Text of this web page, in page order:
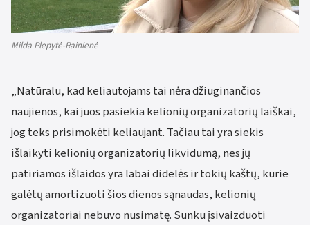
Milda Plepytė-Rainienė
„Natūralu, kad keliautojams tai nėra džiuginančios
naujienos, kai juos pasiekia kelionių organizatorių laiškai,
jog teks prisimokėti keliaujant. Tačiau tai yra siekis
išlaikyti kelionių organizatorių likvidumą, nes jų
patiriamos išlaidos yra labai didelės ir tokių kaštų, kurie
galėtų amortizuoti šios dienos sąnaudas, kelionių
organizatoriai nebuvo nusimatę. Sunku įsivaizduoti